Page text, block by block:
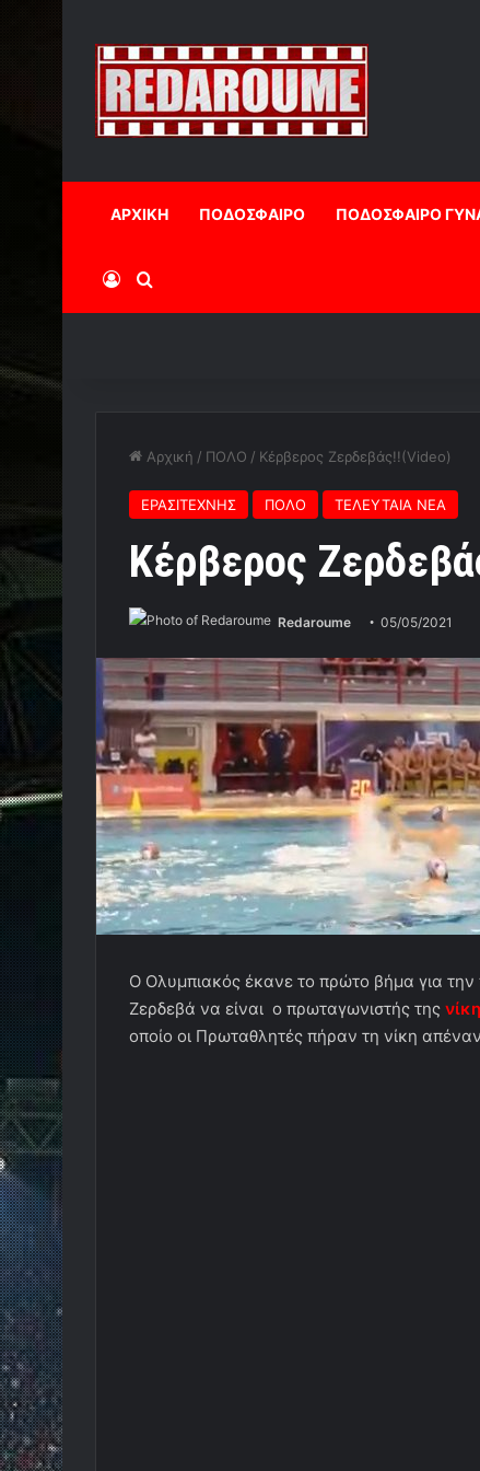
ΑΡΧΙΚΗ ΠΟΔΟΣΦΑΙΡΟ ΠΟΔΟΣΦΑΙΡΟ
Log InΑναζήτηση
Αρχική / ΠΟΛΟ / Κέρβερος Ζερδεβάς!!(Video)
ΕΡΑΣΙΤΕΧΝΗΣ ΠΟΛΟ ΤΕΛΕΥΤΑΙΑ ΝΕΑ
Κέρβερος
Redaroume 05/05/2021
O Ολυμπιακός έκανε το πρώτο βήμα για
Ζερδεβά να είναι ο πρωταγωνιστής της
οποίο οι Πρωταθλητές πήραν τη νίκη